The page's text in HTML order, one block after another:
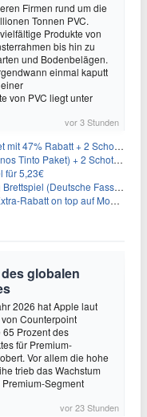
Firmen rund um die
Tonnen PVC.
Produkte von
bis hin zu
und Bodenbelägen.
einmal kaputt
von PVC liegt unter
vor 3 Stunden
2 Schott Zwiesel Gläser GRATIS für 29,99€
Zwiesel Gläser für 25,99€ inkl. Versand
für 5,23€
(Deutsche Fassung) für 9,84€
on top auf Mode- und Sport-Artikel
globalen
2026 hat Apple laut
Counterpoint
Prozent des
für Premium-
Vor allem die hohe
trieb das Wachstum
Segment
vor 23 Stunden